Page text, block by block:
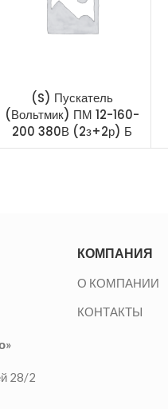
(S) Пускатель
(Вольтмик) ПМ 12-160-
200 380В (2з+2р) Б
28/2
КОМПАНИЯ
О КОМПАНИИ
КОНТАКТЫ